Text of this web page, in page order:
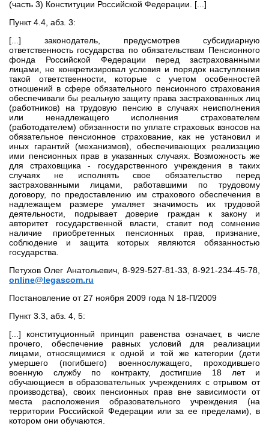
(часть 3) Конституции Российской Федерации. [...]
Пункт 4.4, абз. 3:
[...] законодатель, предусмотрев субсидиарную
ответственность государства по обязательствам Пенсионного
фонда Российской Федерации перед застрахованными
лицами, не конкретизировал условия и порядок наступления
такой ответственности, которые с учетом особенностей
отношений в сфере обязательного пенсионного страхования
обеспечивали бы реальную защиту права застрахованных лиц
(работников) на трудовую пенсию в случаях неисполнения
или ненадлежащего исполнения страхователем
(работодателем) обязанности по уплате страховых взносов на
обязательное пенсионное страхование, как не установил и
иных гарантий (механизмов), обеспечивающих реализацию
ими пенсионных прав в указанных случаях. Возможность же
для страховщика - государственного учреждения в таких
случаях не исполнять свое обязательство перед
застрахованными лицами, работавшими по трудовому
договору, по предоставлению им страхового обеспечения в
надлежащем размере умаляет значимость их трудовой
деятельности, подрывает доверие граждан к закону и
авторитет государственной власти, ставит под сомнение
наличие приобретенных пенсионных прав, признание,
соблюдение и защита которых являются обязанностью
государства.
Петухов Олег Анатольевич, 8-929-527-81-33, 8-921-234-45-78,
online@legascom.ru
Постановление от 27 ноября 2009 года N 18-П/2009
Пункт 3.3, абз. 4, 5:
[...] конституционный принцип равенства означает, в числе
прочего, обеспечение равных условий для реализации
лицами, относящимися к одной и той же категории (дети
умершего (погибшего) военнослужащего, проходившего
военную службу по контракту, достигшие 18 лет и
обучающиеся в образовательных учреждениях с отрывом от
производства), своих пенсионных прав вне зависимости от
места расположения образовательного учреждения (на
территории Российской Федерации или за ее пределами), в
котором они обучаются.